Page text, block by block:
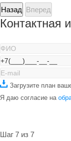
Назад Вперед
Контактная
Загрузите план
Я даю согласие на
Шаг 7 из 7